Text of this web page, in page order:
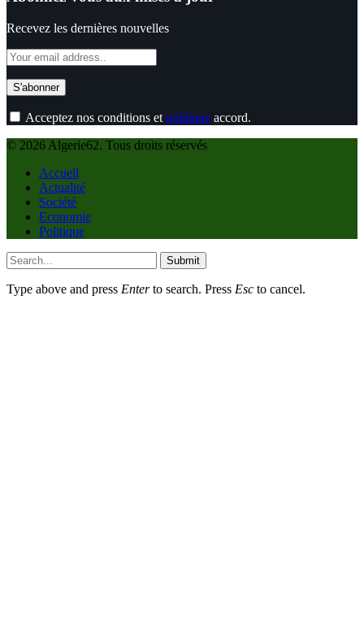
Recevez les dernières nouvelles
Acceptez nos conditions et politique accord.
© 2026 Algerie62. Tous droits réservés
Accueil
Actualité
Société
Economie
Politique
Submit
Type above and press Enterto search. Press Esc to cancel.